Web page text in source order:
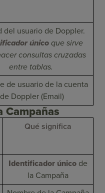
del usuario de Doppler.
únicoque sirve
consultas cruzadas
entre tablas.
de usuario de la cuenta
de Doppler (Email)
Campañas
Qué significa
Identificador únicode
la Campaña